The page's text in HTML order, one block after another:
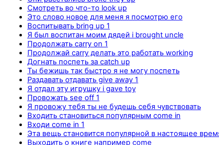
Смотреть во что-то look up
Это слово новое для меня я посмотрю его
Воспитывать bring up 1
Я был воспитан моим дядей i brought uncle
Продолжать carry on 1
Продолжай carry делать это работать working
Догнать поспеть за catch up
Ты бежишь так быстро я не могу поспеть
Раздавать отдавать give away 1
Я отдал эту игрушку i gave toy
Провожать see off 1
Я провожу тебя ты не будешь себя чувствовать
Входить становиться популярным come in
Входи come in 1
Эта вещь становится популярной в настоящее
Выходить о книге например come